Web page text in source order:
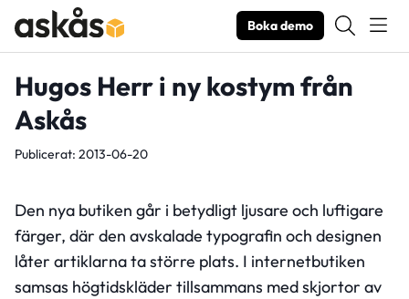
Boka demo
Hugos Herr i ny kostym från
Askås
Publicerat: 2013-06-20
Den nya butiken går i betydligt ljusare och luftigare
färger, där den avskalade typografin och designen
låter artiklarna ta större plats. I internetbutiken
samsas högtidskläder tillsammans med skjortor av